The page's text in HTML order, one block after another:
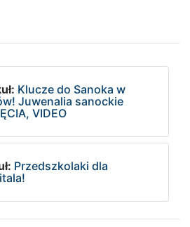
Klucze do Sanoka w
Juwenalia sanockie
VIDEO
Przedszkolaki dla